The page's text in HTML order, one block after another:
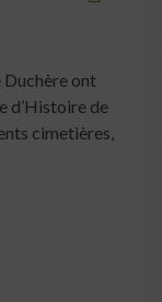
Duchère ont
d’Histoire de
cimetières,